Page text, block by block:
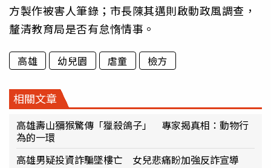
方製作被害人筆錄；市長陳其邁則啟動政風調查，
釐清教育局是否有怠惰情事。
高雄 幼兒園 虐童 檢方
相關文章
高雄壽山獼猴驚傳「獵殺鴿子」 專家揭真相：動物行
為的一環
高雄男疑投資詐騙墜樓亡 女兒悲痛盼加強反詐宣導